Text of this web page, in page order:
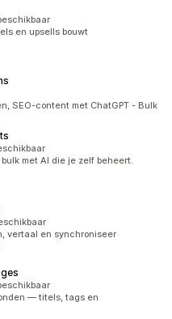
en upsells bouwt
SEO-content met ChatGPT - Bulk
met AI die je zelf beheert.
vertaal en synchroniseer
— titels, tags en